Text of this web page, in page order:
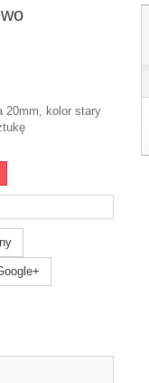
20mm, kolor stary